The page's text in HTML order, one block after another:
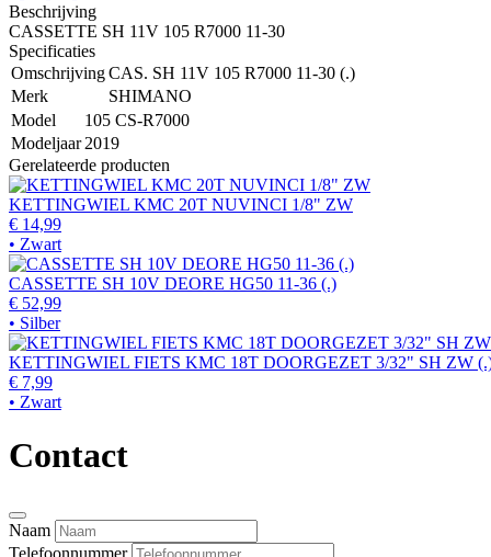
Beschrijving
CASSETTE SH 11V 105 R7000 11-30
Specificaties
OmschrijvingCAS. SH 11V 105 R7000 11-30 (.)
Merk
SHIMANO
Model
105 CS-R7000
Modeljaar 2019
Gerelateerde producten
KETTINGWIEL KMC 20T NUVINCI 1/8" ZW
€ 14,99
• Zwart
CASSETTE SH 10V DEORE HG50 11-36 (.)
€ 52,99
• Silber
KETTINGWIEL FIETS KMC 18T DOORGEZET 3/32" SH ZW
€ 7,99
• Zwart
Contact
Naam
Telefoonnummer